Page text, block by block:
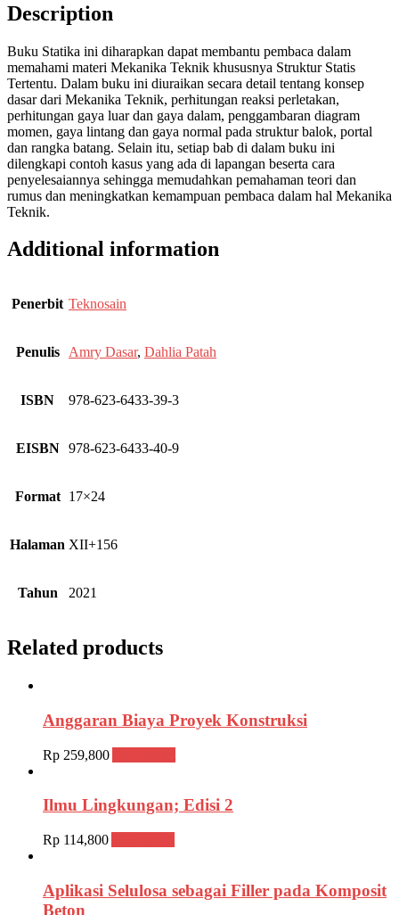
Description
Buku Statika ini diharapkan dapat membantu pembaca dalam
memahami materi Mekanika Teknik khususnya Struktur Statis
Tertentu. Dalam buku ini diuraikan secara detail tentang konsep
dasar dari Mekanika Teknik, perhitungan reaksi perletakan,
perhitungan gaya luar dan gaya dalam, penggambaran diagram
momen, gaya lintang dan gaya normal pada struktur balok, portal
dan rangka batang. Selain itu, setiap bab di dalam buku ini
dilengkapi contoh kasus yang ada di lapangan beserta cara
penyelesaiannya sehingga memudahkan pemahaman teori dan
rumus dan meningkatkan kemampuan pembaca dalam hal Mekanika
Teknik.
Additional information
Penerbit Teknosain
Penulis Amry Dasar, Dahlia Patah
ISBN 978-623-6433-39-3
EISBN 978-623-6433-40-9
Format 17×24
Halaman XII+156
Tahun 2021
Related products
Anggaran Biaya Proyek Konstruksi
Rp 259,800
Ilmu Lingkungan; Edisi 2
Rp 114,800
Aplikasi Selulosa sebagai Filler pada Komposit
Beton